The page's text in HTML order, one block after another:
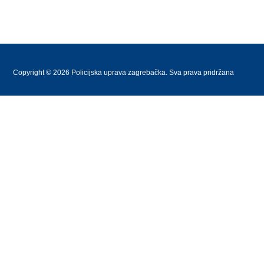
Copyright © 2026 Policijska uprava zagrebačka. Sva prava pridržana